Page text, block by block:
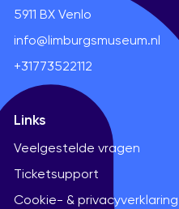
5911 BX Venlo
info@limburgsmuseum.nl
+31773522112
Links
Veelgestelde vragen
Ticketsupport
Cookie- & privacyverklaring